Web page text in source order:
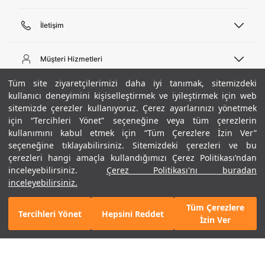
Tüm site ziyaretçilerimizi daha iyi tanımak, sitemizdeki
kullanıcı deneyimini kişiselleştirmek ve iyileştirmek için web
sitemizde çerezler kullanıyoruz. Çerez ayarlarınızı yönetmek
için “Tercihleri Yönet” seçeneğine veya tüm çerezlerin
kullanımını kabul etmek için “Tüm Çerezlere İzin Ver”
seçeneğine tıklayabilirsiniz. Sitemizdeki çerezleri ve bu
çerezleri hangi amaçla kullandığımızı Çerez Politikası’ndan
inceleyebilirsiniz.
Çerez Politikası'nı buradan
inceleyebilirsiniz.
Tercihleri Yönet Hepsini Reddet
Tüm Çerezlere
İzin Ver
+ 9 Renk
5.990 TL
%30
SEPETE EKLE
İletişim
444 02 00
Pazartesi - Cuma 09:00 - 18:00
E-posta
bilgi@underarmour.com
Müşteri Hizmetleri
Sipariş Sorgulama
Bize Ulaşın
Teslimat Bilgileri
İşlem Rehberi
İade ve Değişimler
Sıkça Sorulan Sorular
Beden Rehberi
Site Haritası
Hakkımızda
Ticari Bilgiler
Hükümler ve Koşullar
Gizlilik Politikası
Çerez Politikası
Kariyer
ETBİS
UA Sosyal Medya
Instagram
Facebook
Twitter
Popüler Kategoriler
Erkek Basketbol Ayakkabısı
Çocuk Basketbol Ayakkabısı
Erkek Eşofman
Kadın Tayt